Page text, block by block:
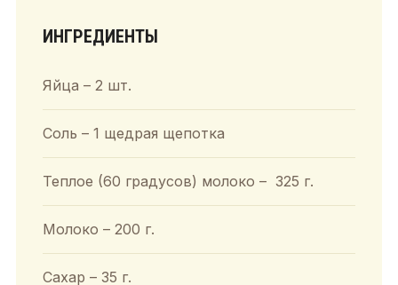
ИНГРЕДИЕНТЫ
Яйца – 2 шт.
Соль – 1 щедрая щепотка
Теплое (60 градусов) молоко – 325 г.
Молоко – 200 г.
Сахар – 35 г.